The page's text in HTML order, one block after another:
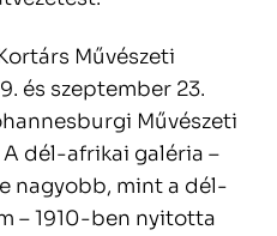
Művészeti
és szeptember 23.
Művészeti
dél-afrikai galéria –
nagyobb, mint a dél-
– 1910-ben nyitotta